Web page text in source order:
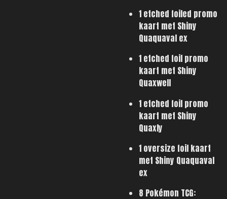
1 etched foiled promo
kaart met Shiny
Quaquaval ex
1 etched foil promo
kaart met Shiny
Quaxwell
1 etched foil promo
kaart met Shiny
Quaxly
1 oversize foil kaart
met Shiny Quaquaval
ex
8 Pokémon TCG: